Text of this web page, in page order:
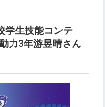
学生技能コンテ
力3年游昱晴さん